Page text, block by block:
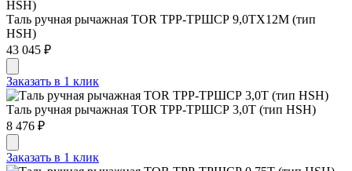
Таль ручная рычажная TOR ТРР-ТРШСР 9,0ТХ12М (тип
HSH)
43 045 ₽
Заказать в 1 клик
Таль ручная рычажная TOR ТРР-ТРШСР 3,0Т (тип HSH)
8 476 ₽
Заказать в 1 клик